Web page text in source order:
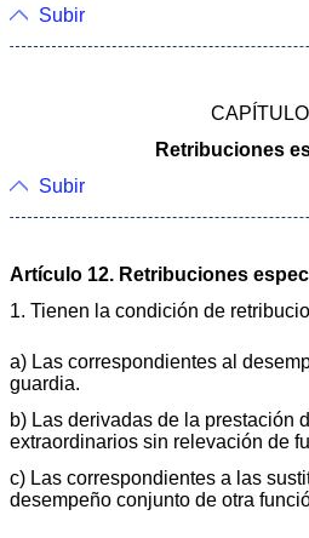
Subir
Retribuciones
Subir
Artículo 12. Retribuciones
1. Tienen la condición de
a) Las correspondientes al
guardia.
b) Las derivadas de la prestación
extraordinarios sin relevación de
c) Las correspondientes a las
desempeño conjunto de otra